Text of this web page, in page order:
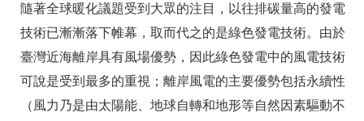
隨著全球暖化議題受到大眾的注目，以往排碳量高的發電
技術已漸漸落下帷幕，取而代之的是綠色發電技術。由於
臺灣近海離岸具有風場優勢，因此綠色發電中的風電技術
可說是受到最多的重視；離岸風電的主要優勢包括永續性
（風力乃是由太陽能、地球自轉和地形等自然因素驅動不